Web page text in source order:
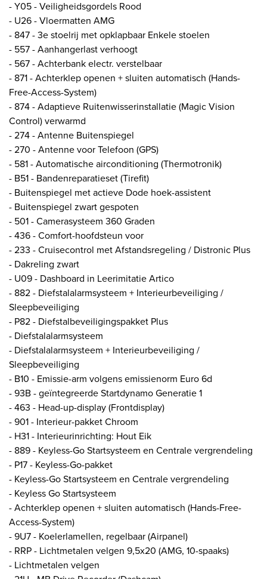
- Y05 - Veiligheidsgordels Rood
- U26 - Vloermatten AMG
- 847 - 3e stoelrij met opklapbaar Enkele stoelen
- 557 - Aanhangerlast verhoogt
- 567 - Achterbank electr. verstelbaar
- 871 - Achterklep openen + sluiten automatisch (Hands-
Free-Access-System)
- 874 - Adaptieve Ruitenwisserinstallatie (Magic Vision
Control) verwarmd
- 274 - Antenne Buitenspiegel
- 270 - Antenne voor Telefoon (GPS)
- 581 - Automatische airconditioning (Thermotronik)
- B51 - Bandenreparatieset (Tirefit)
- Buitenspiegel met actieve Dode hoek-assistent
- Buitenspiegel zwart gespoten
- 501 - Camerasysteem 360 Graden
- 436 - Comfort-hoofdsteun voor
- 233 - Cruisecontrol met Afstandsregeling / Distronic Plus
- Dakreling zwart
- U09 - Dashboard in Leerimitatie Artico
- 882 - Diefstalalarmsysteem + Interieurbeveiliging /
Sleepbeveiliging
- P82 - Diefstalbeveiligingspakket Plus
- Diefstalalarmsysteem
- Diefstalalarmsysteem + Interieurbeveiliging /
Sleepbeveiliging
- B10 - Emissie-arm volgens emissienorm Euro 6d
- 93B - geïntegreerde Startdynamo Generatie 1
- 463 - Head-up-display (Frontdisplay)
- 901 - Interieur-pakket Chroom
- H31 - Interieurinrichting: Hout Eik
- 889 - Keyless-Go Startsysteem en Centrale vergrendeling
- P17 - Keyless-Go-pakket
- Keyless-Go Startsysteem en Centrale vergrendeling
- Keyless Go Startsysteem
- Achterklep openen + sluiten automatisch (Hands-Free-
Access-System)
- 9U7 - Koelerlamellen, regelbaar (Airpanel)
- RRP - Lichtmetalen velgen 9,5x20 (AMG, 10-spaaks)
- Lichtmetalen velgen